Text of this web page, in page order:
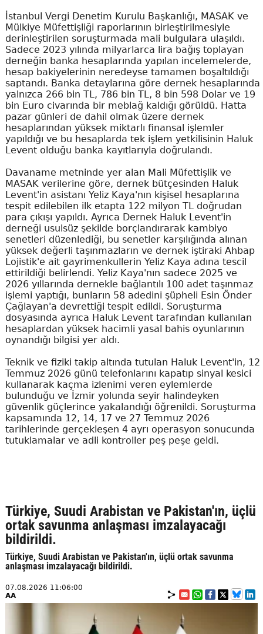
İstanbul Vergi Denetim Kurulu Başkanlığı, MASAK ve
Mülkiye Müfettişliği raporlarının birleştirilmesiyle
derinleştirilen soruşturmada mali bulgulara ulaşıldı.
Sadece 2023 yılında milyarlarca lira bağış toplayan
derneğin banka hesaplarında yapılan incelemelerde,
hesap bakiyelerinin neredeyse tamamen boşaltıldığı
saptandı. Banka detaylarına göre dernek hesaplarında
yalnızca 266 bin TL, 786 bin TL, 8 bin 598 Dolar ve 19
bin Euro civarında bir meblağ kaldığı görüldü. Hatta
pazar günleri de dahil olmak üzere dernek
hesaplarından yüksek miktarlı finansal işlemler
yapıldığı ve bu hesaplarda tek işlem yetkilisinin Haluk
Levent olduğu banka kayıtlarıyla doğrulandı.
Davaname metninde yer alan Mali Müfettişlik ve
MASAK verilerine göre, dernek bütçesinden Haluk
Levent'in asistanı Yeliz Kaya'nın kişisel hesaplarına
tespit edilebilen ilk etapta 122 milyon TL doğrudan
para çıkışı yapıldı. Ayrıca Dernek Haluk Levent'in
derneği usulsüz şekilde borçlandırarak kambiyo
senetleri düzenlediği, bu senetler karşılığında alınan
yüksek değerli taşınmazların ve dernek iştiraki Ahbap
Lojistik'e ait gayrimenkullerin Yeliz Kaya adına tescil
ettirildiği belirlendi. Yeliz Kaya'nın sadece 2025 ve
2026 yıllarında dernekle bağlantılı 100 adet taşınmaz
işlemi yaptığı, bunların 58 adedini şüpheli Esin Önder
Çağlayan'a devrettiği tespit edildi. Soruşturma
dosyasında ayrıca Haluk Levent tarafından kullanılan
hesaplardan yüksek hacimli yasal bahis oyunlarının
oynandığı bilgisi yer aldı.
Teknik ve fiziki takip altında tutulan Haluk Levent'in, 12
Temmuz 2026 günü telefonlarını kapatıp sinyal kesici
kullanarak kaçma izlenimi veren eylemlerde
bulunduğu ve İzmir yolunda seyir halindeyken
güvenlik güçlerince yakalandığı öğrenildi. Soruşturma
kapsamında 12, 14, 17 ve 27 Temmuz 2026
tarihlerinde gerçekleşen 4 ayrı operasyon sonucunda
tutuklamalar ve adli kontroller peş peşe geldi.
Türkiye, Suudi Arabistan ve Pakistan'ın, üçlü
ortak savunma anlaşması imzalayacağı
bildirildi.
Türkiye, Suudi Arabistan ve Pakistan'ın, üçlü ortak savunma
anlaşması imzalayacağı bildirildi.
07.08.2026 11:06:00
AA